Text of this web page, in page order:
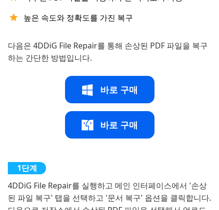
높은 속도와 정확도를 가진 복구
다음은 4DDiG File Repair를 통해 손상된 PDF 파일을 복구
하는 간단한 방법입니다.
바로 구매
바로 구매
4DDiG File Repair를 실행하고 메인 인터페이스에서 '손상
된 파일 복구' 탭을 선택하고 '문서 복구' 옵션을 클릭합니다.